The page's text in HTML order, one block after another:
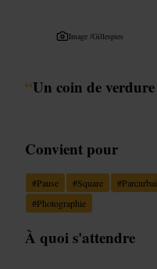
Image /Gillespies
“Un coin de
Convient pour
#Pause #Square #
#Photographie
À quoi s'attendre